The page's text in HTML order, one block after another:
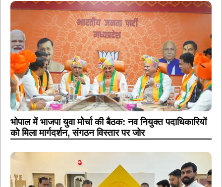
भोपाल में भाजपा युवा मोर्चा की बैठक: नव नियुक्त पदाधिकारियों
को मिला मार्गदर्शन, संगठन विस्तार पर जोर